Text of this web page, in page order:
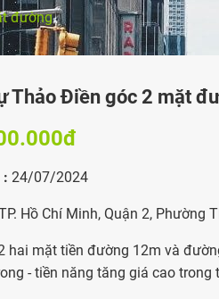
đường
Thảo Điền góc 2 mặt
: 24/07/2024
Hồ Chí Minh, Quận 2, Phường
hai mặt tiền đường 12m và
- tiền năng tăng giá cao trong